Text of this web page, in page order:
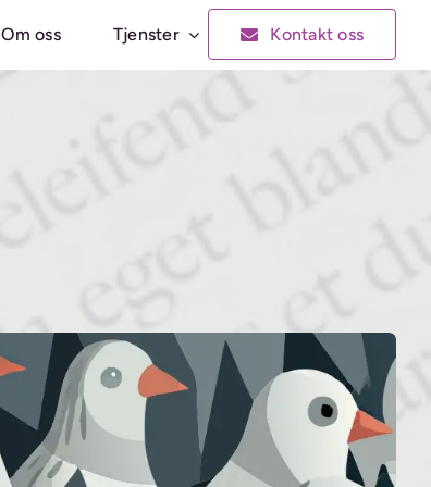
Om oss Tjenster Kontakt oss